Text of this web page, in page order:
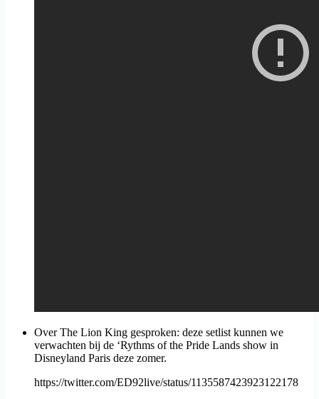
Over The Lion King gesproken: deze setlist kunnen we
verwachten bij de ‘Rythms of the Pride Lands show in
Disneyland Paris deze zomer.
https://twitter.com/ED92live/status/1135587423923122178